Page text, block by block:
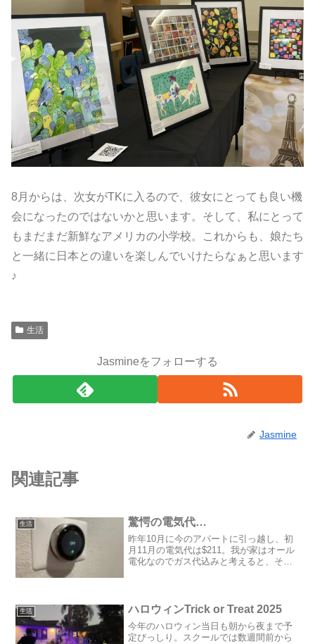
8月からは、次女がTKに入るので、彼女にとっても良い機
会になったのではないかと思います。そして、私にとって
もまだまだ新鮮なアメリカの小学校。これからも、娘たち
と一緒に日本との違いを楽しんでいけたらなぁと思います
♪
生活
Jasmineをフォローする
Jasmine
関連記事
生活 驚愕の電気代…
昨年10月に今のアパートに引っ越し、初
月11月の電気代は$211。我が家はオール
電化なのでガス代込みと考えると、そん
は11...
生活 ハロウィンTrick or Treat 2025
今年のハロウィン当日も朝から夜まで予
定びっしり。スクールでは数週間前から